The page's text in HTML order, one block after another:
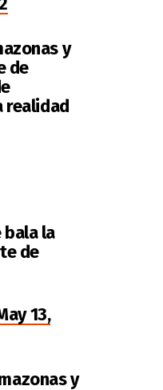
y
de
realidad
bala la
de
13,
y